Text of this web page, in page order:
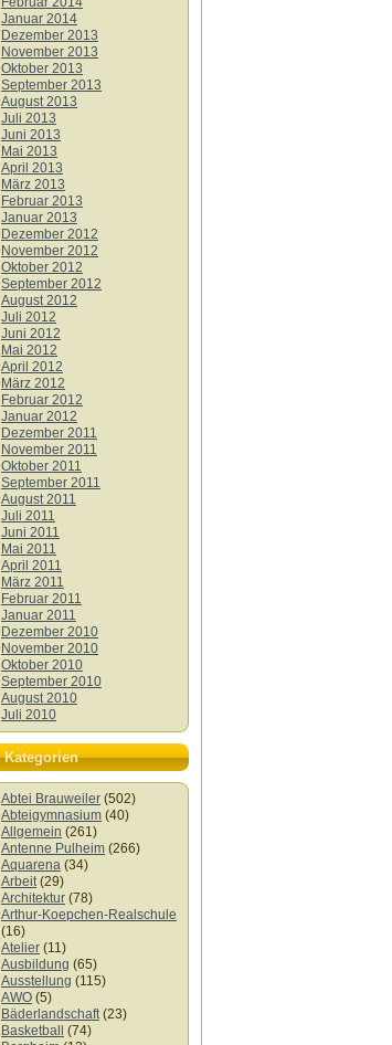
Januar 2014
Dezember 2013
November 2013
Oktober 2013
September 2013
August 2013
Juli 2013
Juni 2013
Mai 2013
April 2013
März 2013
Februar 2013
Januar 2013
Dezember 2012
November 2012
Oktober 2012
September 2012
August 2012
Juli 2012
Juni 2012
Mai 2012
April 2012
März 2012
Februar 2012
Januar 2012
Dezember 2011
November 2011
Oktober 2011
September 2011
August 2011
Juli 2011
Juni 2011
Mai 2011
April 2011
März 2011
Februar 2011
Januar 2011
Dezember 2010
November 2010
Oktober 2010
September 2010
August 2010
Juli 2010
Kategorien
Abtei Brauweiler (502)
Abteigymnasium (40)
Allgemein (261)
Antenne Pulheim (266)
Aquarena (34)
Arbeit(29)
Architektur (78)
Arthur-Koepchen-Realschule
(16)
Atelier (11)
Ausbildung (65)
Ausstellung (115)
AWO (5)
Bäderlandschaft(23)
Basketball
(74)